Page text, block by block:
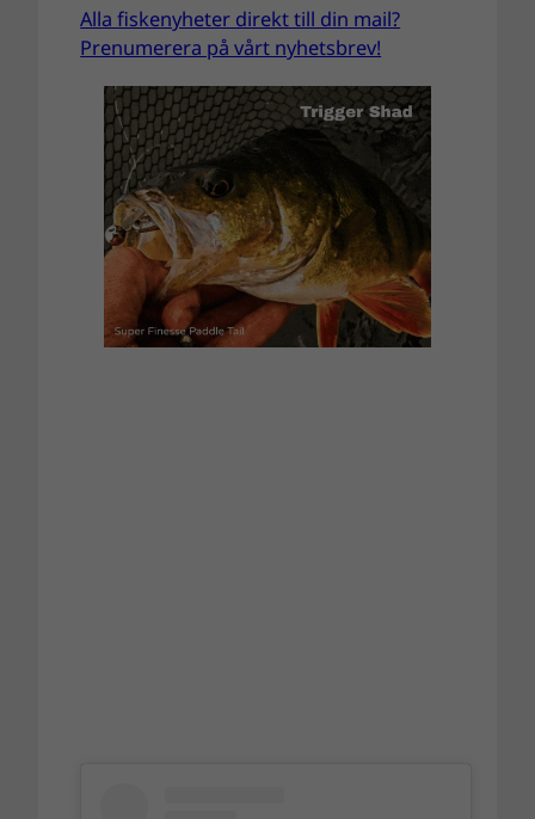
Alla fiskenyheter direkt till din mail?
Prenumerera på vårt nyhetsbrev!